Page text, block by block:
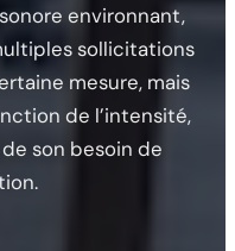
environnant,
sollicitations
mesure, mais
de l’intensité,
son besoin de